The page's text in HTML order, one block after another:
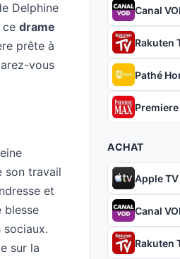
Delphine
ce drame
prête à
vous
son travail
et
blesse
sur la
Canal
Rakuten
Pathé
ACHAT
Apple
Canal
Rakuten